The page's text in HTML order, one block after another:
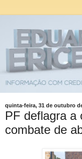
quinta-feira, 31 de outubro
PF deflagra a
combate de